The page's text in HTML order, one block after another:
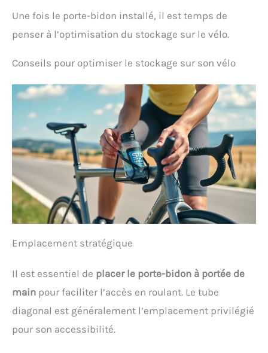
Une fois le porte-bidon installé, il est temps de
penser à l’optimisation du stockage sur le vélo.
Conseils pour optimiser le stockage sur son vélo
Emplacement stratégique
Il est essentiel de placer le porte-bidon à portée de
main pour faciliter l’accès en roulant. Le tube
diagonal est généralement l’emplacement privilégié
pour son accessibilité.